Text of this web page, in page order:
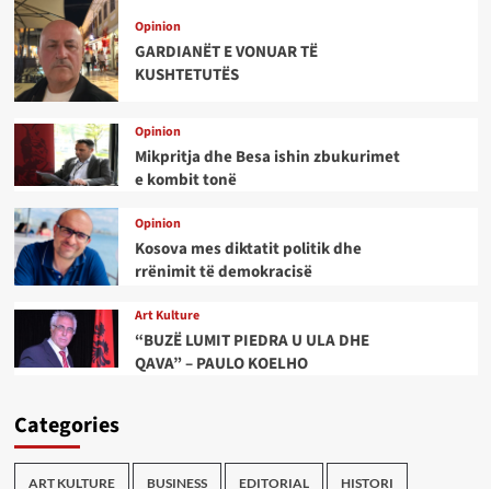
Opinion
GARDIANËT E VONUAR TË
KUSHTETUTËS
Opinion
Mikpritja dhe Besa ishin zbukurimet
e kombit tonë
Opinion
Kosova mes diktatit politik dhe
rrënimit të demokracisë
Art Kulture
“BUZË LUMIT PIEDRA U ULA DHE
QAVA” – PAULO KOELHO
Categories
ART KULTURE BUSINESS EDITORIAL HISTORI